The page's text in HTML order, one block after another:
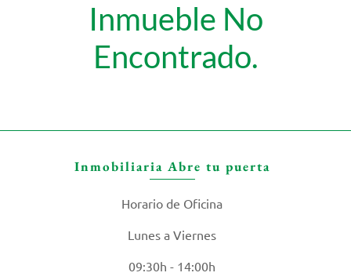
Inmueble No
Encontrado.
Inmobiliaria Abre tu puerta
Horario de Oficina
Lunes a Viernes
09:30h - 14:00h